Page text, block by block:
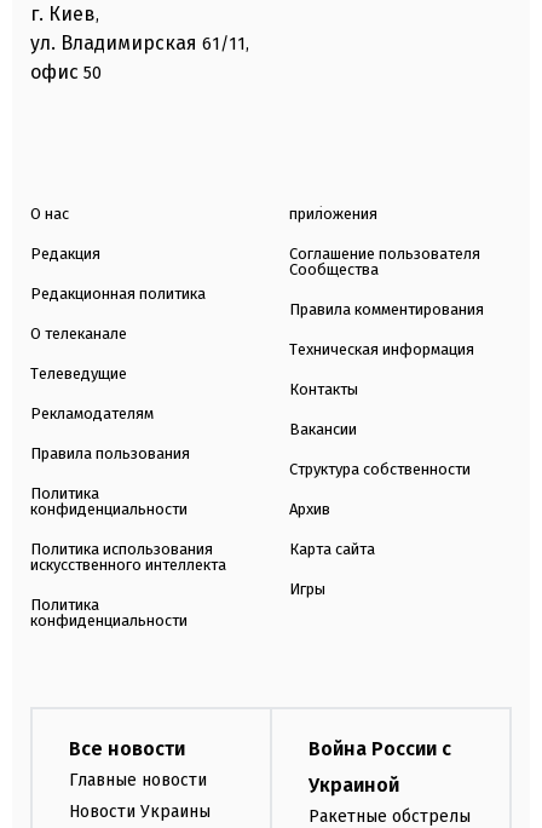
г. Киев,
ул. Владимирская 61/11,
офис 50
О нас
Редакция
Редакционная политика
О телеканале
Телеведущие
Рекламодателям
Правила пользования
Политика
конфиденциальности
Политика использования
искусственного интеллекта
Политика
конфиденциальности
приложения
Соглашение пользователя
Сообщества
Правила комментирования
Техническая информация
Контакты
Вакансии
Структура собственности
Архив
Карта сайта
Игры
Все новости
Главные новости
Новости Украины
Война России с
Украиной
Ракетные обстрелы